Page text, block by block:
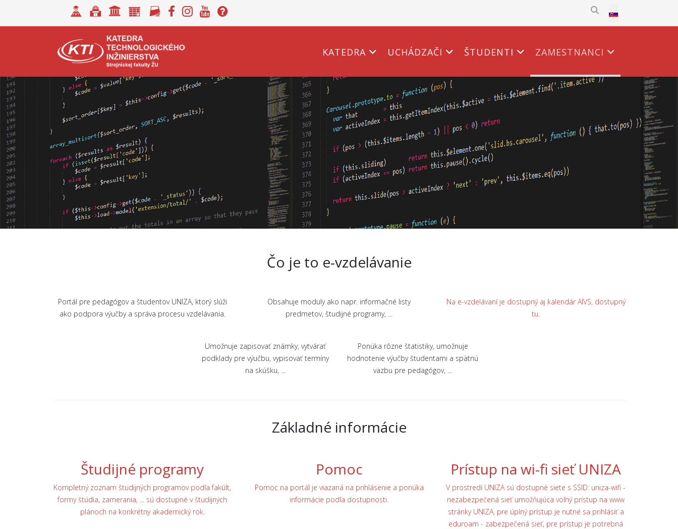
Select your language
KATEDRA UCHÁDZAČI ŠTUDENTI ZAMESTNANCI
Čo je to e-vzdelávanie
Portál pre pedagógov a študentov UNIZA, ktorý slúži
ako podpora výučby a správa procesu vzdelávania.
Obsahuje moduly ako napr. informačné listy
predmetov, študijné programy, ...
Na e-vzdelávaní je dostupný aj kalendár AIVS, dostupný
tu.
Umožnuje zapisovať známky, vytvárať
podklady pre výučbu, vypisovať termíny
na skúšku, ...
Ponúka rôzne štatistiky, umožnuje
hodnotenie výučby študentami a spätnú
väzbu pre pedagógov, ...
Základné informácie
Študijné programy
Kompletný zoznam študijných programov podľa fakúlt,
formy štúdia, zamerania, ... sú dostupné v študijných
plánoch na konkrétny akademický rok.
Pomoc
Pomoc na portál je viazaná na prihlásenie a ponúka
informácie podľa dostupnosti.
Prístup na wi-fi sieť UNIZA
V prostredí UNIZA sú dostupné siete s SSID: uniza-wifi -
nezabezpečená sieť umožňujúca voľný prístup na www
stránky UNIZA, pre úplný prístup je nutné sa prihlásiť a
eduroam - zabezpečená sieť, pre prístup je potrebná